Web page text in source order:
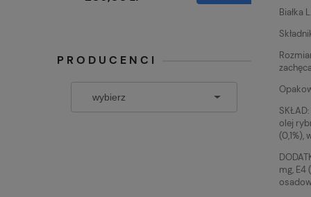
PRODUCENCI
Białka
olej
(0,1%),
mg, E4